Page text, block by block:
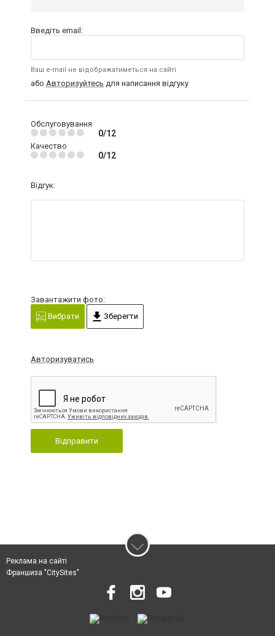
Введіть email:
Ваш e-mail не відображатиметься на сайті
або Авторизуйтесь для написання відгуку
Обслуговування
0/12
Качество
0/12
Відгук:
Завантажити фото:
Вибрати
Зберегти
Авторизуватись
Відправити
Реклама на сайті
Франшиза "CitySites"